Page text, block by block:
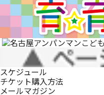
スケジュール
チケット購入方法
メールマガジン